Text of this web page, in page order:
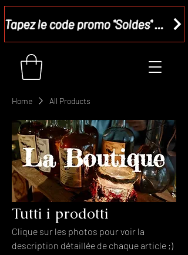
Tapez le code promo "Soldes" dans votre panier et recevez - 15 %
Home All Products
Tutti i prodotti
Clique sur les photos pour voir la
description détaillée de chaque article ;)